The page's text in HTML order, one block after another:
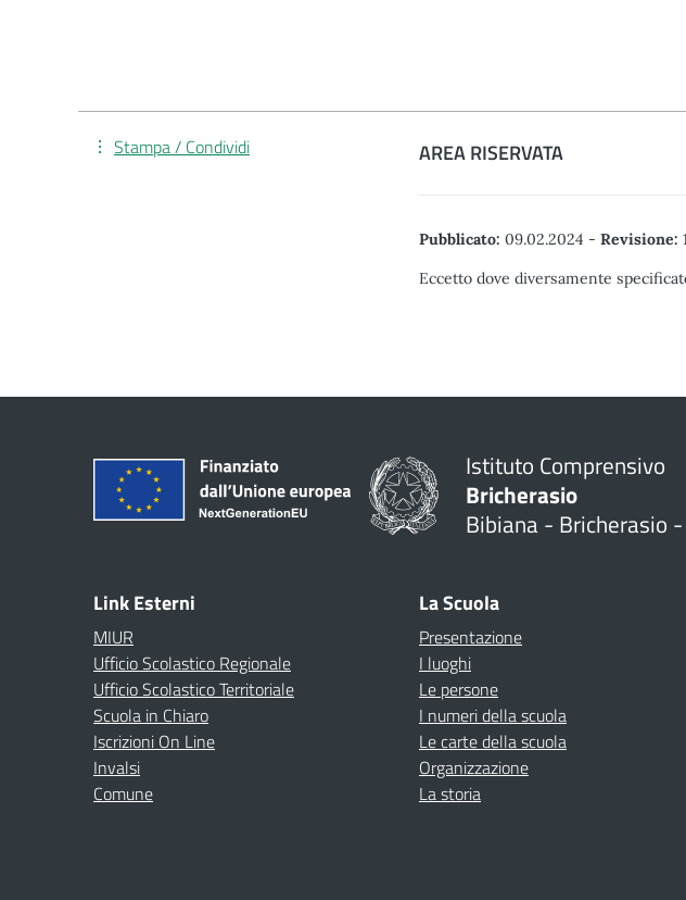
AREA RISERVATA
Pubblicato: 09.02.2024 - Revisione:
Eccetto dove diversamente
Stampa / Condividi
Istituto Comprensivo
Bricherasio
Bibiana - Bricherasio
Link Esterni
MIUR
Ufficio Scolastico Regionale
Ufficio Scolastico Territoriale
Scuola in Chiaro
Iscrizioni On Line
Invalsi
Comune
La Scuola
Presentazione
I luoghi
Le persone
I numeri della scuola
Le carte della scuola
Organizzazione
La storia